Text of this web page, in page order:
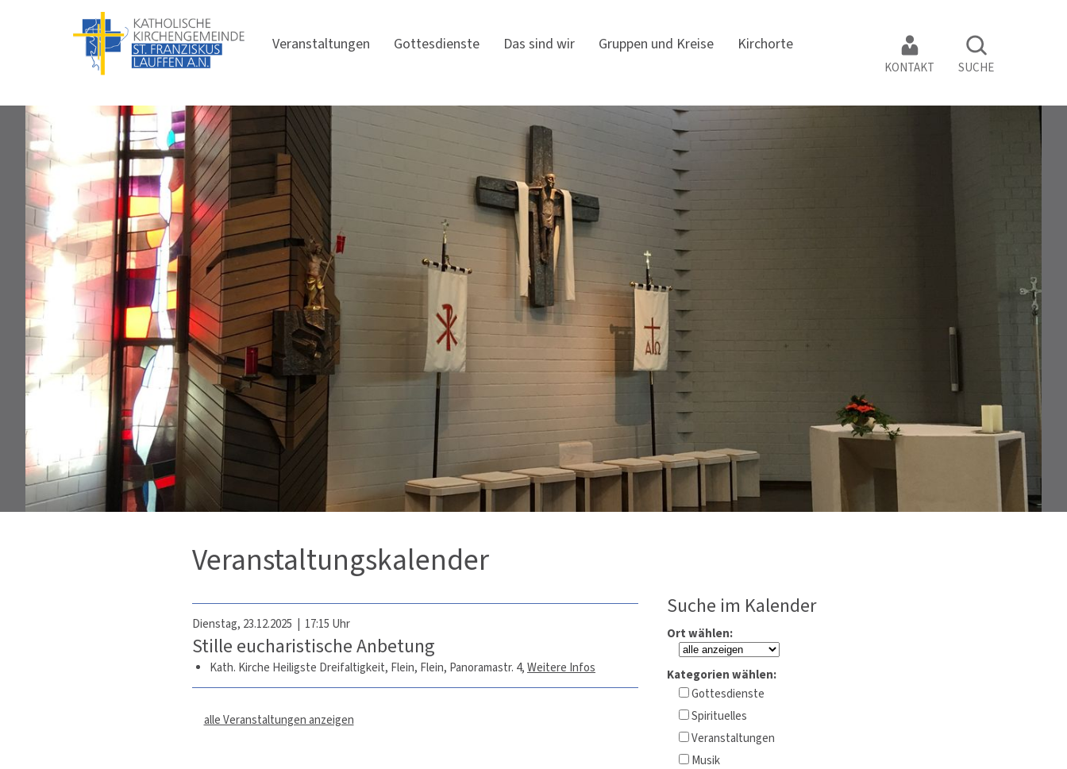
Veranstaltungen Gottesdienste Das sind wir Gruppen und Kreise Kirchorte
KONTAKT SUCHE
Veranstaltungskalender
Suche im Kalender
Ort wählen:
Kategorien wählen:
Gottesdienste
Spirituelles
Veranstaltungen
Musik
Dienstag, 23.12.2025 | 17:15 Uhr
Stille eucharistische Anbetung
Kath. Kirche Heiligste Dreifaltigkeit, Flein, Flein, Panoramastr. 4, Weitere Infos
alle Veranstaltungen anzeigen